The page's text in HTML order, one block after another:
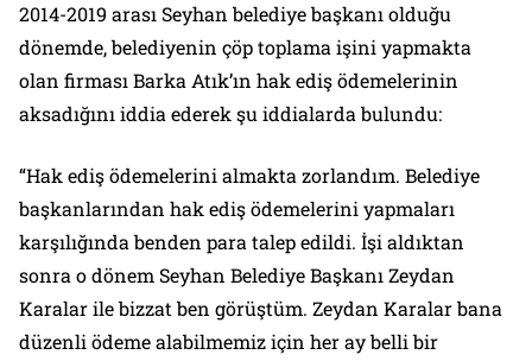
2014-2019 arası Seyhan belediye başkanı olduğu
dönemde, belediyenin çöp toplama işini yapmakta
olan firması Barka Atık’ın hak ediş ödemelerinin
aksadığını iddia ederek şu iddialarda bulundu:
“Hak ediş ödemelerini almakta zorlandım. Belediye
başkanlarından hak ediş ödemelerini yapmaları
karşılığında benden para talep edildi. İşi aldıktan
sonra o dönem Seyhan Belediye Başkanı Zeydan
Karalar ile bizzat ben görüştüm. Zeydan Karalar bana
düzenli ödeme alabilmemiz için her ay belli bir